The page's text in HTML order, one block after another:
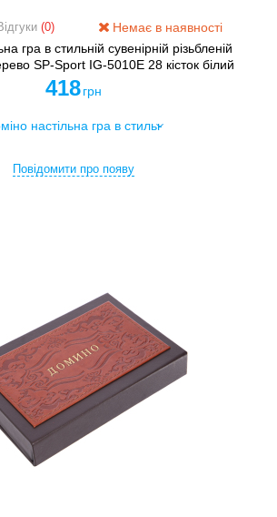
(0)
Немає в наявності
гра в стильній сувенірній різьбленій
SP-Sport IG-5010E 28 кісток білий
418 грн
Повідомити про появу